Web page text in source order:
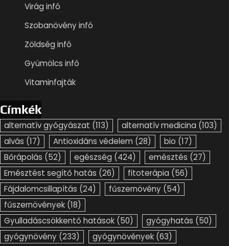
Virág infó
Szobanövény infó
Zöldség infó
Gyümölcs infó
Vitaminfajták
Címkék
alternatív gyógyászat (113) alternatív medicina (103)
alvás (17) Antioxidáns védelem (28) bio (17)
Bőrápolás (52) egészség (424) emésztés (27)
Emésztést segítő hatás (26) fitoterápia (56)
Fájdalomcsillapítás (24) fűszernövény (54)
fűszernövények (18)
Gyulladáscsökkentő hatások (50) gyógyhatás (50)
gyógynövény (233) gyógynövények (63)